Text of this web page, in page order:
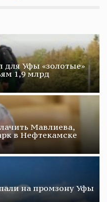
для Уфы «золотые»
1,9 млрд
Мавлиева,
в Нефтекамске
на промзону Уфы